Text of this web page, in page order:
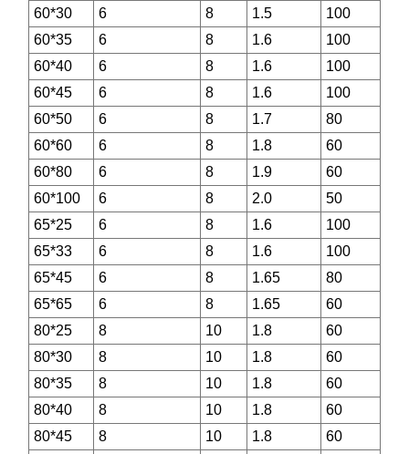
60*30
6 8 1.5
100
60*35
6 8 1.6
100
60*40
6 8 1.6
100
60*45
6 8 1.6
100
60*50
6 8 1.7
80
60*60
6 8 1.8
60
60*80
6 8 1.9
60
60*100
6 8 2.0
50
65*25
6 8 1.6
100
65*33
6 8 1.6
100
65*45
6 8 1.65
80
65*65
6 8 1.65
60
80*25
8 10 1.8
60
80*30
8 10 1.8
60
80*35
8 10 1.8
60
80*40
8 10 1.8
60
80*45
8 10 1.8
60